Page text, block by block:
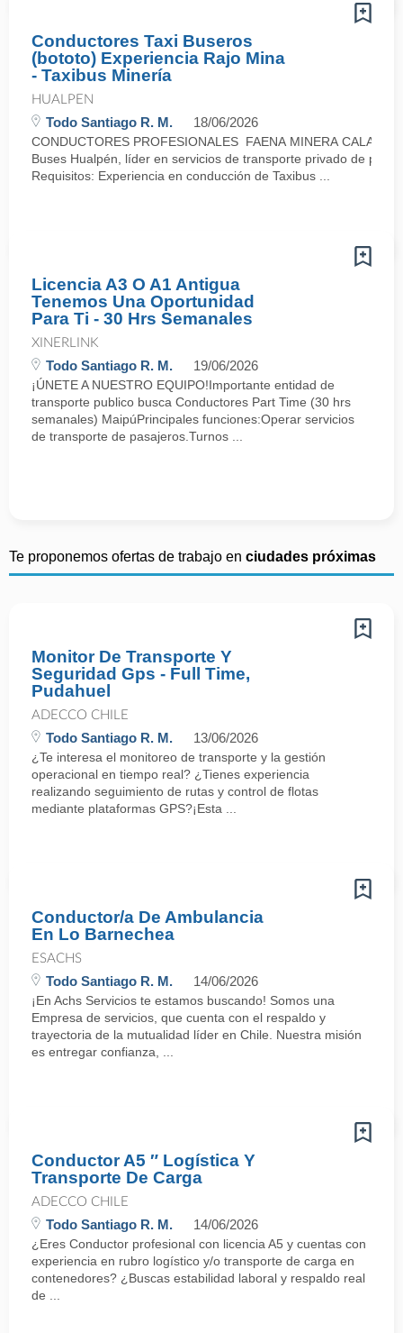
Conductores Taxi Buseros
(bototo) Experiencia Rajo Mina
- Taxibus Minería
HUALPEN
Todo Santiago R. M. 18/06/2026
CONDUCTORES PROFESIONALES FAENA MINERA CALAMA
Buses Hualpén, líder en servicios de transporte privado de
Requisitos: Experiencia en conducción de Taxibus ...
Licencia A3 O A1 Antigua
Tenemos Una Oportunidad
Para Ti - 30 Hrs Semanales
XINERLINK
Todo Santiago R. M. 19/06/2026
¡ÚNETE A NUESTRO EQUIPO!Importante entidad de
transporte publico busca Conductores Part Time (30 hrs
semanales) MaipúPrincipales funciones:Operar servicios
de transporte de pasajeros.Turnos ...
Te proponemos ofertas de trabajo en ciudades próximas
Monitor De Transporte Y
Seguridad Gps - Full Time,
Pudahuel
ADECCO CHILE
Todo Santiago R. M. 13/06/2026
¿Te interesa el monitoreo de transporte y la gestión
operacional en tiempo real? ¿Tienes experiencia
realizando seguimiento de rutas y control de flotas
mediante plataformas GPS?¡Esta ...
Conductor/a De Ambulancia
En Lo Barnechea
ESACHS
Todo Santiago R. M. 14/06/2026
¡En Achs Servicios te estamos buscando! Somos una
Empresa de servicios, que cuenta con el respaldo y
trayectoria de la mutualidad líder en Chile. Nuestra misión
es entregar confianza, ...
Conductor A5 ″ Logística Y
Transporte De Carga
ADECCO CHILE
Todo Santiago R. M. 14/06/2026
¿Eres Conductor profesional con licencia A5 y cuentas con
experiencia en rubro logístico y/o transporte de carga en
contenedores? ¿Buscas estabilidad laboral y respaldo real
de ...